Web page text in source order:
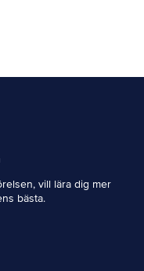
vill lära dig mer
bästa.